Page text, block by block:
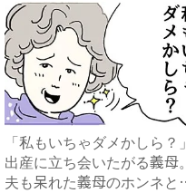
「私もいちゃダメかしら？」
出産に立ち会いたがる義母。
夫も呆れた義母のホンネと